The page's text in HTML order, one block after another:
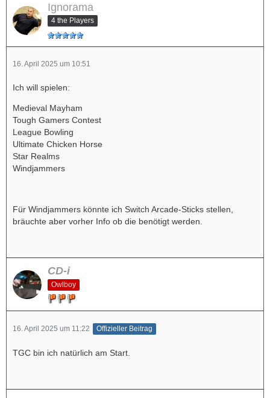
Ignorama
4 the Players
16. April 2025 um 10:51
Ich will spielen:
Medieval Mayham
Tough Gamers Contest
League Bowling
Ultimate Chicken Horse
Star Realms
Windjammers
Für Windjammers könnte ich Switch Arcade-Sticks stellen,
bräuchte aber vorher Info ob die benötigt werden.
CD-i
Owlboy
16. April 2025 um 11:22 Offizieller Beitrag
TGC bin ich natürlich am Start.